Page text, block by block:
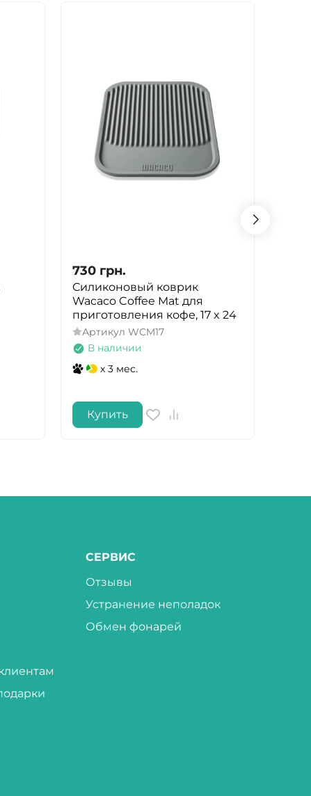
730 грн.
Силиконовый коврик
Wacaco Coffee Mat для
приготовления кофе, 17 x 24
Артикул WCM17
В наличии
x 3 мес.
Купить
СЕРВИС
Отзывы
Устранение неполадок
Обмен фонарей